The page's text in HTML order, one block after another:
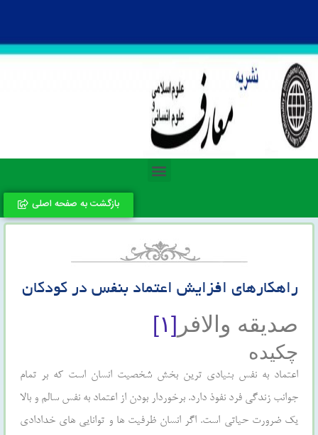
بازگشت به صفحه اصلی
راهکارهای افزایش اعتماد بنفس در کودکان
صدیقه والافر [۱]
چکیده
اعتماد به نفس بنيادي ترين بخش شخصيت انسان است که بر تمام
جوانب زندگي فرد نفوذ دارد. برخوردار بودن از اعتماد به نفس سالم و بالا
يک ضرورت حياتي است. اگر انسان ظرفيت ها و توانايي هاي خدادادي